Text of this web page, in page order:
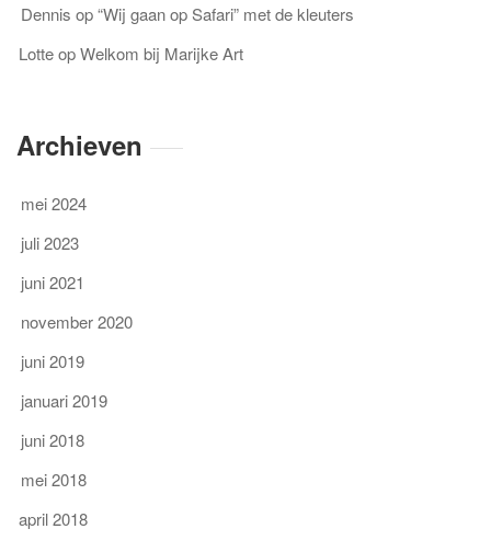
Dennis op“Wij gaan op Safari” met de kleuters
LotteopWelkom bij Marijke Art
Archieven
mei 2024
juli 2023
juni 2021
november 2020
juni 2019
januari 2019
juni 2018
mei 2018
april 2018